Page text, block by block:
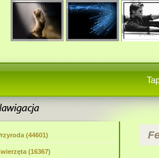
(44601)
(16367)